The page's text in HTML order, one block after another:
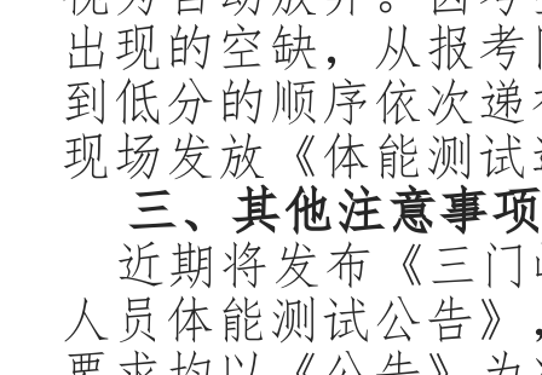
出现的空缺，从报
到低分的顺序依次
现场发放《体能测
三、 其他注意事项
近期将发布《三
人员体能测试公告